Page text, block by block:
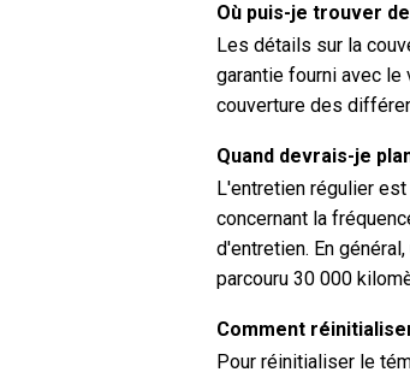
Où puis-je trouver
Les détails sur la
garantie fourni avec
couverture des
Quand devrais-je
L'entretien régulier
concernant la
d'entretien. En
parcouru 30 000
Comment
Pour réinitialiser le